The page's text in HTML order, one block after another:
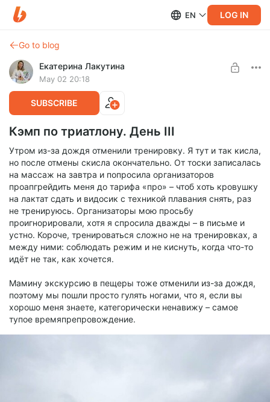
EN LOG IN
Go to blog
Екатерина Лакутина
May 02 20:18
SUBSCRIBE
Кэмп по триатлону. День III
Утром из-за дождя отменили тренировку. Я тут и так кисла,
но после отмены скисла окончательно. От тоски записалась
на массаж на завтра и попросила организаторов
проапгрейдить меня до тарифа «про» – чтоб хоть кровушку
на лактат сдать и видосик с техникой плавания снять, раз
не тренируюсь. Организаторы мою просьбу
проигнорировали, хотя я спросила дважды – в письме и
устно. Короче, тренироваться сложно не на тренировках, а
между ними: соблюдать режим и не киснуть, когда что-то
идёт не так, как хочется.
Мамину экскурсию в пещеры тоже отменили из-за дождя,
поэтому мы пошли просто гулять ногами, что я, если вы
хорошо меня знаете, категорически ненавижу – самое
тупое времяпрепровождение.